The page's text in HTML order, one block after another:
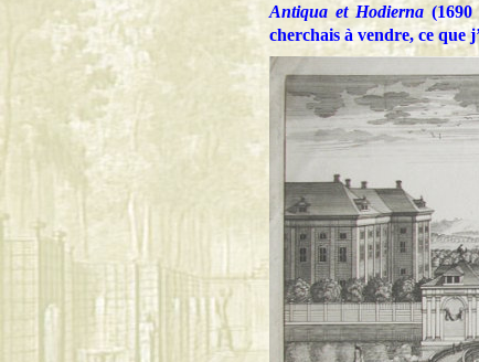
Antiqua et Hodierna
cherchais à vendre, ce que